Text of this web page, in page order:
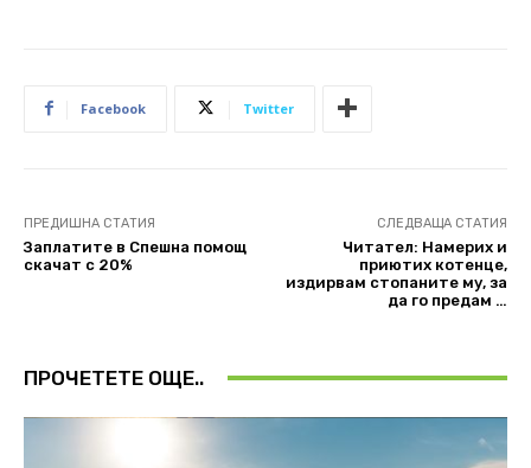
Facebook Twitter
ПРЕДИШНА СТАТИЯ
Заплатите в Спешна помощ
скачат с 20%
СЛЕДВАЩА СТАТИЯ
Читател: Намерих и
приютих котенце,
издирвам стопаните му, за
да го предам …
ПРОЧЕТЕТЕ ОЩЕ..